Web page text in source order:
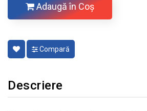
Adaugă în Coş
Compară
Descriere